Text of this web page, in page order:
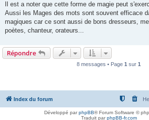
Il est a noter que cette forme de magie peut
Aussi les Mages des mots sont souvent efficace
magiques car ce sont aussi de bons dresseurs,
poètes, chanteur, orateurs...
Répondre
8 messages • Page 1 sur 1
Index du forum
Développé parphpBB® Forum Software ©
Traduit parphpBB-fr.com